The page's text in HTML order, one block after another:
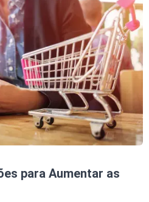
para Aumentar as